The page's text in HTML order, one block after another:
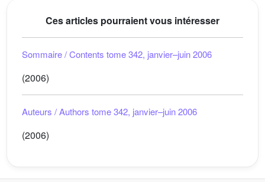
Ces articles pourraient vous intéresser
Sommaire / Contents tome 342, janvier–juin 2006
(2006)
Auteurs / Authors tome 342, janvier–juin 2006
(2006)